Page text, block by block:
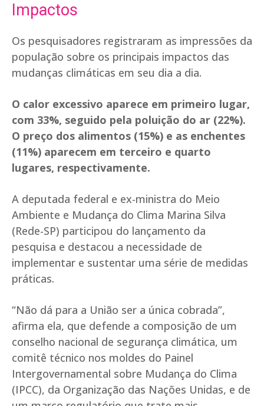
Impactos
Os pesquisadores registraram as impressões da
população sobre os principais impactos das
mudanças climáticas em seu dia a dia.
O calor excessivo aparece em primeiro lugar,
com 33%, seguido pela poluição do ar (22%).
O preço dos alimentos (15%) e as enchentes
(11%) aparecem em terceiro e quarto
lugares, respectivamente.
A deputada federal e ex-ministra do Meio
Ambiente e Mudança do Clima Marina Silva
(Rede-SP) participou do lançamento da
pesquisa e destacou a necessidade de
implementar e sustentar uma série de medidas
práticas.
“Não dá para a União ser a única cobrada”,
afirma ela, que defende a composição de um
conselho nacional de segurança climática, um
comitê técnico nos moldes do Painel
Intergovernamental sobre Mudança do Clima
(IPCC), da Organização das Nações Unidas, e de